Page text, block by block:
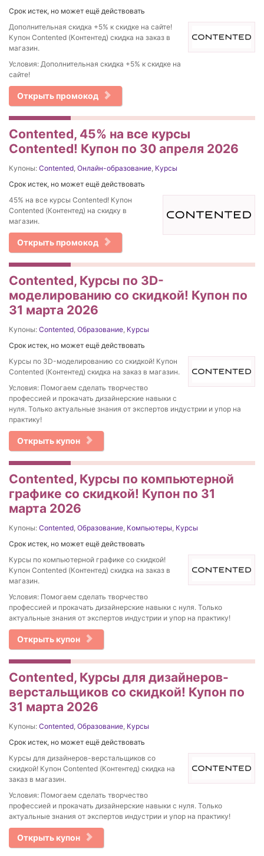
Срок истек, но может ещё действовать
Дополнительная скидка +5% к скидке на сайте!
Купон Contented (Контентед) скидка на заказ в
магазин.
Условия: Дополнительная скидка +5% к скидке на
сайте!
Открыть промокод
Contented, 45% на все курсы
Contented! Купон по 30 апреля 2026
Купоны: Contented Онлайн-образование Курсы
Срок истек, но может ещё действовать
45% на все курсы Contented! Купон
Contented (Контентед) на скидку в
магазин.
Открыть промокод
Contented, Курсы по 3D-
моделированию со скидкой! Купон по
31 марта 2026
Купоны: Contented Образование Курсы
Срок истек, но может ещё действовать
Курсы по 3D-моделированию со скидкой! Купон
Contented (Контентед) скидка на заказ в магазин.
Условия: Помогаем сделать творчество
профессией и прокачать дизайнерские навыки с
нуля. Только актуальные знания от экспертов индустрии и упор на
практику!
Открыть купон
Contented, Курсы по компьютерной
графике со скидкой! Купон по 31
марта 2026
Купоны: Contented Образование Компьютеры Курсы
Срок истек, но может ещё действовать
Курсы по компьютерной графике со скидкой!
Купон Contented (Контентед) скидка на заказ в
магазин.
Условия: Помогаем сделать творчество
профессией и прокачать дизайнерские навыки с нуля. Только
актуальные знания от экспертов индустрии и упор на практику!
Открыть купон
Contented, Курсы для дизайнеров-
верстальщиков со скидкой! Купон по
31 марта 2026
Купоны: Contented Образование Курсы
Срок истек, но может ещё действовать
Курсы для дизайнеров-верстальщиков со
скидкой! Купон Contented (Контентед) скидка на
заказ в магазин.
Условия: Помогаем сделать творчество
профессией и прокачать дизайнерские навыки с нуля. Только
актуальные знания от экспертов индустрии и упор на практику!
Открыть купон